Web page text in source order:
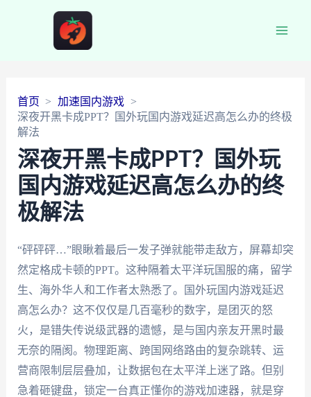
首页
加速国内游戏
深夜开黑卡成PPT？国外玩国内游戏延迟高怎么办的终极
解法
深夜开黑卡成PPT？国外玩
国内游戏延迟高怎么办的终
极解法
“砰砰砰…”眼瞅着最后一发子弹就能带走敌方，屏幕却突
然定格成卡顿的PPT。这种隔着太平洋玩国服的痛，留学
生、海外华人和工作者太熟悉了。国外玩国内游戏延迟
高怎么办？这不仅仅是几百毫秒的数字，是团灭的怒
火，是错失传说级武器的遗憾，是与国内亲友开黑时最
无奈的隔阂。物理距离、跨国网络路由的复杂跳转、运
营商限制层层叠加，让数据包在太平洋上迷了路。但别
急着砸键盘，锁定一台真正懂你的游戏加速器，就是穿